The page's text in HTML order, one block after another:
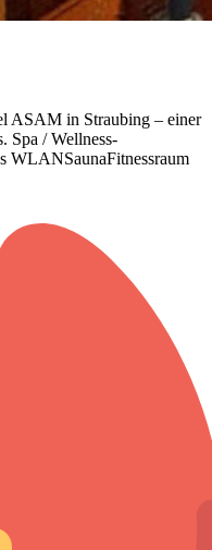
ASAM in Straubing – einer
Spa / Wellness-
WLANSaunaFitnessraum